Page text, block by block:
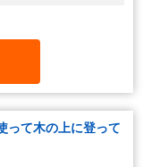
って木の上に登って